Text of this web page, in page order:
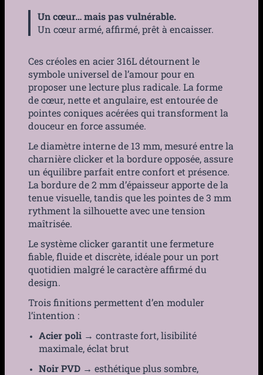
Un cœur… mais pas vulnérable.
Un cœur armé, affirmé, prêt à encaisser.
Ces créoles en acier 316L détournent le
symbole universel de l’amour pour en
proposer une lecture plus radicale. La forme
de cœur, nette et angulaire, est entourée de
pointes coniques acérées qui transforment la
douceur en force assumée.
Le diamètre interne de 13 mm, mesuré entre la
charnière clicker et la bordure opposée, assure
un équilibre parfait entre confort et présence.
La bordure de 2 mm d’épaisseur apporte de la
tenue visuelle, tandis que les pointes de 3 mm
rythment la silhouette avec une tension
maîtrisée.
Le système clicker garantit une fermeture
fiable, fluide et discrète, idéale pour un port
quotidien malgré le caractère affirmé du
design.
Trois finitions permettent d’en moduler
l’intention :
Acier poli → contraste fort, lisibilité
maximale, éclat brut
Noir PVD → esthétique plus sombre,